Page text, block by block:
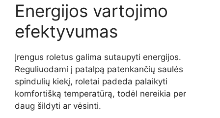
Energijos vartojimo
efektyvumas
Įrengus roletus galima sutaupyti energijos.
Reguliuodami į patalpą patenkančių saulės
spindulių kiekį, roletai padeda palaikyti
komfortišką temperatūrą, todėl nereikia per
daug šildyti ar vėsinti.